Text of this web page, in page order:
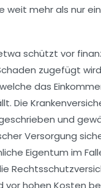
weit mehr als nur
schützt vor
zugefügt
das
Die
und
Versorgung
Eigentum im
hohen Kosten